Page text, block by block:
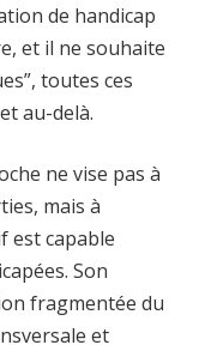
de handicap
et il ne souhaite
toutes ces
au-delà.
ne vise pas à
mais à
est capable
Son
fragmentée du
et